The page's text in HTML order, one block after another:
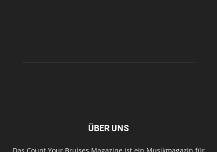
ÜBER UNS
Das Count Your Bruises Magazine ist ein Musikmagazin für